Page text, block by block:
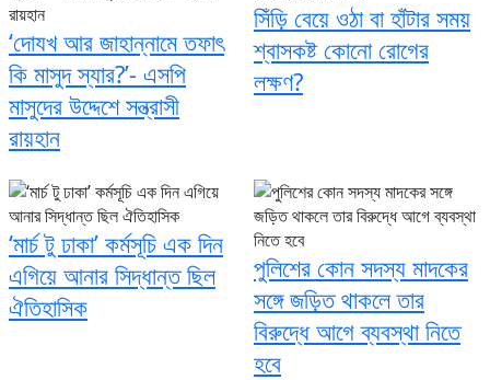
‘দোযখ আর জাহান্নামে তফাৎ
কি মাসুদ স্যার?’- এসপি
মাসুদের উদ্দেশে সন্ত্রাসী
রায়হান
সিঁড়ি বেয়ে ওঠা বা হাঁটার সময়
শ্বাসকষ্ট কোনো রোগের
লক্ষণ?
‘মার্চ টু ঢাকা’ কর্মসূচি এক দিন
এগিয়ে আনার সিদ্ধান্ত ছিল
ঐতিহাসিক
পুলিশের কোন সদস্য মাদকের
সঙ্গে জড়িত থাকলে তার
বিরুদ্ধে আগে ব্যবস্থা নিতে
হবে